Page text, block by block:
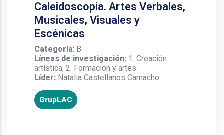
Caleidoscopia. Artes Verbales,
Musicales, Visuales y
Escénicas
Categoría: B
Líneas de investigación: 1. Creación
artística; 2. Formación y artes.
Líder: Natalia Castellanos Camacho
GrupLAC